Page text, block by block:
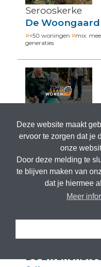
Deze website maakt
ervoor te zorgen dat je
onze
Door deze melding te
te blijven maken van
dat je hiermee
Meer